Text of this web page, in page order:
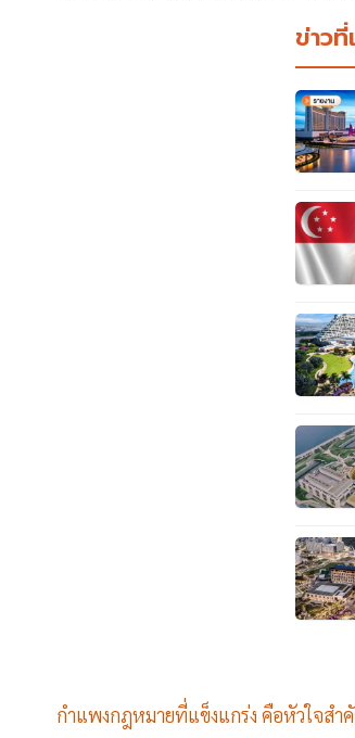
ข่าว
กำแพงกฎหมายที่แข็งแกร่ง คือหัวใจสำ